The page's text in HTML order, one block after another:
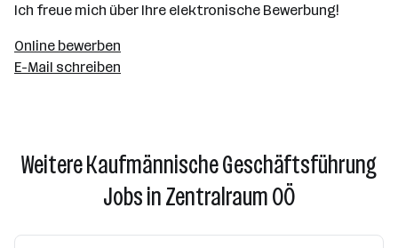
Ich freue mich über Ihre elektronische Bewerbung!
Online bewerben
E-Mail schreiben
Weitere Kaufmännische Geschäftsführung
Jobs in Zentralraum OÖ